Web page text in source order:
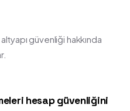
güvenliği hakkında
hesap güvenliğini